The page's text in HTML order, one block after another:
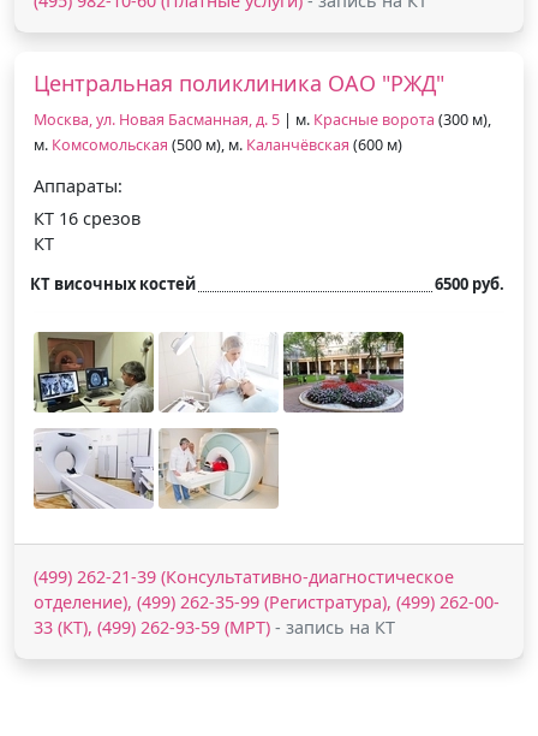
Центральная поликлиника ОАО "РЖД"
Москва, ул. Новая Басманная, д. 5 | м. Красные ворота (300 м),
м. Комсомольская (500 м), м. Каланчёвская (600 м)
Аппараты:
КТ 16 срезов
КТ
КТ височных костей 6500 руб.
(499) 262-21-39 (Консультативно-диагностическое
отделение), (499) 262-35-99 (Регистратура), (499) 262-00-
33 (КТ), (499) 262-93-59 (МРТ) - запись на КТ